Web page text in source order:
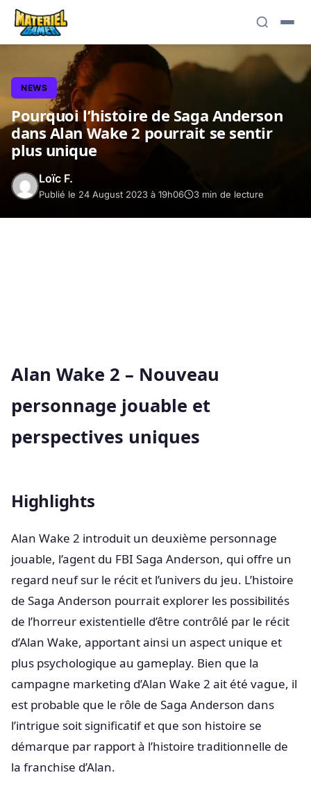
NEWS
Pourquoi l’histoire de Saga Anderson
dans Alan Wake 2 pourrait se sentir
plus unique
Loïc F.
Publié le 24 August 2023 à 19h06 3 min de lecture
Alan Wake 2 – Nouveau
personnage jouable et
perspectives uniques
Highlights
Alan Wake 2 introduit un deuxième personnage
jouable, l’agent du FBI Saga Anderson, qui offre un
regard neuf sur le récit et l’univers du jeu. L’histoire
de Saga Anderson pourrait explorer les possibilités
de l’horreur existentielle d’être contrôlé par le récit
d’Alan Wake, apportant ainsi un aspect unique et
plus psychologique au gameplay. Bien que la
campagne marketing d’Alan Wake 2 ait été vague, il
est probable que le rôle de Saga Anderson dans
l’intrigue soit significatif et que son histoire se
démarque par rapport à l’histoire traditionnelle de
la franchise d’Alan.